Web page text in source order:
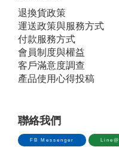
退換貨政策
運送政策與服務方式
付款服務方式
會員制度與權益
客戶滿意度調查
產品使用心得投稿
聯絡我們
FB Messenger Line@